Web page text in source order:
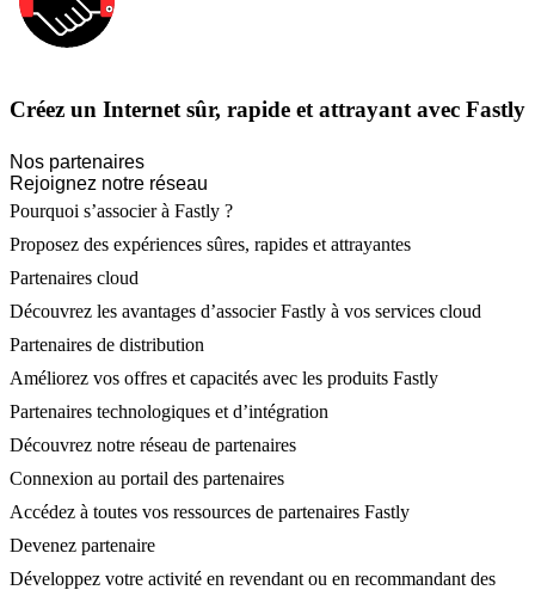
Créez un Internet sûr, rapide et attrayant avec Fastly
Nos partenaires
Rejoignez notre réseau
Pourquoi s’associer à Fastly ?
Proposez des expériences sûres, rapides et attrayantes
Partenaires cloud
Découvrez les avantages d’associer Fastly à vos services cloud
Partenaires de distribution
Améliorez vos offres et capacités avec les produits Fastly
Partenaires technologiques et d’intégration
Découvrez notre réseau de partenaires
Connexion au portail des partenaires
Accédez à toutes vos ressources de partenaires Fastly
Devenez partenaire
Développez votre activité en revendant ou en recommandant des